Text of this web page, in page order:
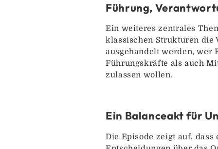
Führung,
Ein weiteres zentrales
klassischen Strukturen die
ausgehandelt werden, wer
Führungskräfte als auch
zulassen wollen.
Ein Balanceakt für
Die Episode zeigt auf,